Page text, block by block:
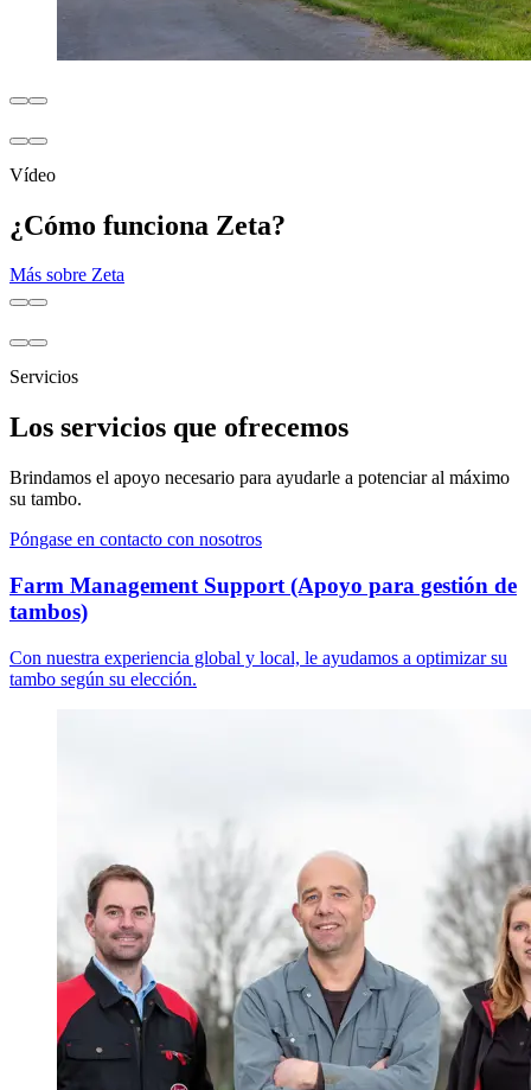
Vídeo
¿Cómo funciona Zeta?
Más sobre Zeta
Servicios
Los servicios que ofrecemos
Brindamos el apoyo necesario para ayudarle a potenciar al máximo
su tambo.
Póngase en contacto con nosotros
Farm Management Support (Apoyo para gestión de
tambos)
Con nuestra experiencia global y local, le ayudamos a optimizar su
tambo según su elección.